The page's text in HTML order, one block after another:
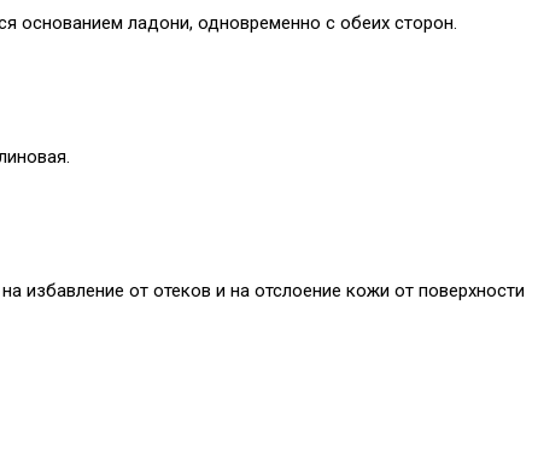
основанием ладони, одновременно с обеих сторон.
от отеков и на отслоение кожи от поверхности